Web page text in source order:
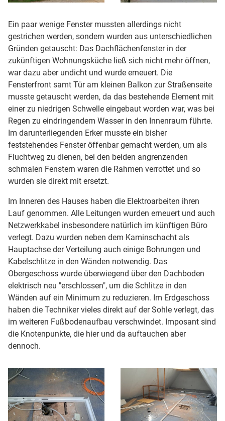
Ein paar wenige Fenster mussten allerdings nicht
gestrichen werden, sondern wurden aus unterschiedlichen
Gründen getauscht: Das Dachflächenfenster in der
zukünftigen Wohnungsküche ließ sich nicht mehr öffnen,
war dazu aber undicht und wurde erneuert. Die
Fensterfront samt Tür am kleinen Balkon zur Straßenseite
musste getauscht werden, da das bestehende Element mit
einer zu niedrigen Schwelle eingebaut worden war, was bei
Regen zu eindringendem Wasser in den Innenraum führte.
Im darunterliegenden Erker musste ein bisher
feststehendes Fenster öffenbar gemacht werden, um als
Fluchtweg zu dienen, bei den beiden angrenzenden
schmalen Fenstern waren die Rahmen verrottet und so
wurden sie direkt mit ersetzt.
Im Inneren des Hauses haben die Elektroarbeiten ihren
Lauf genommen. Alle Leitungen wurden erneuert und auch
Netzwerkkabel insbesondere natürlich im künftigen Büro
verlegt. Dazu wurden neben dem Kaminschacht als
Hauptachse der Verteilung auch einige Bohrungen und
Kabelschlitze in den Wänden notwendig. Das
Obergeschoss wurde überwiegend über den Dachboden
elektrisch neu "erschlossen", um die Schlitze in den
Wänden auf ein Minimum zu reduzieren. Im Erdgeschoss
haben die Techniker vieles direkt auf der Sohle verlegt, das
im weiteren Fußbodenaufbau verschwindet. Imposant sind
die Knotenpunkte, die hier und da auftauchen aber
dennoch.